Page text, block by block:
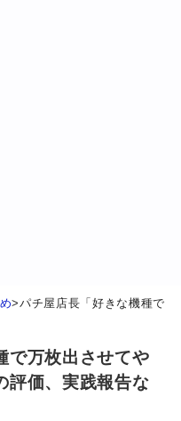
>パチ屋店長「好きな機種で
で万枚出させてや
評価、実践報告な